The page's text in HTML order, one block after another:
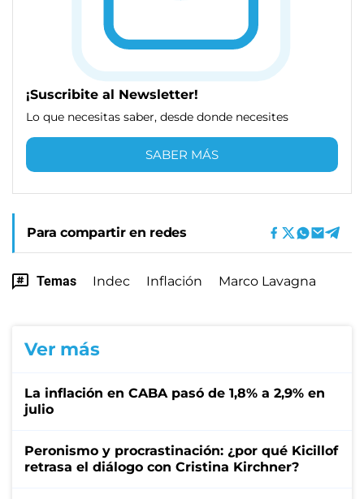
¡Suscribite al Newsletter!
Lo que necesitas saber, desde donde necesites
SABER MÁS
Para compartir en redes
Temas Indec Inflación Marco Lavagna
Ver más
La inflación en CABA pasó de 1,8% a 2,9% en
julio
Peronismo y procrastinación: ¿por qué Kicillof
retrasa el diálogo con Cristina Kirchner?